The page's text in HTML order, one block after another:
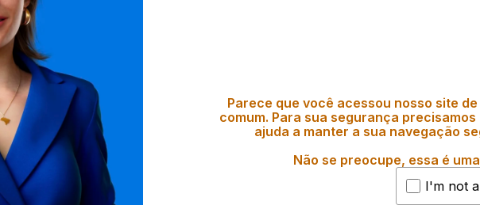
Parece que você acessou nosso site
comum. Para sua segurança
ajuda a manter a sua navegação
Não se preocupe, essa é
I'm not